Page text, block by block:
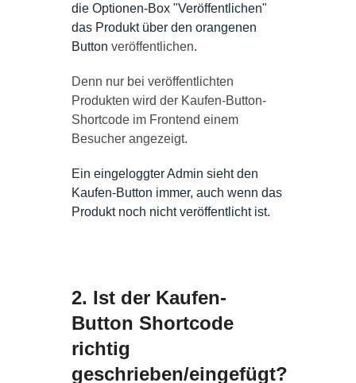
die Optionen-Box "Veröffentlichen"
das Produkt über den orangenen
Button veröffentlichen.
Denn nur bei veröffentlichten
Produkten wird der Kaufen-Button-
Shortcode im Frontend einem
Besucher angezeigt.
Ein eingeloggter Admin sieht den
Kaufen-Button immer, auch wenn das
Produkt noch nicht veröffentlicht ist.
2. Ist der Kaufen-
Button Shortcode
richtig
geschrieben/eingefügt?